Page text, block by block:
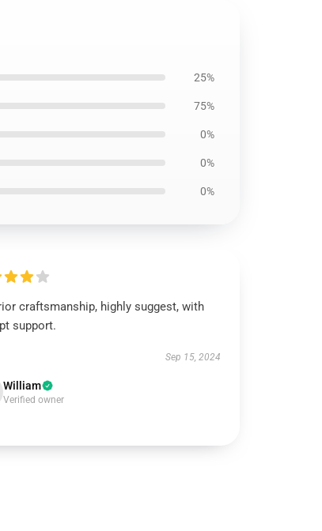
25%
75%
0%
0%
0%
craftsmanship, highly suggest, with
support.
Sep 15, 2024
William
Verified owner